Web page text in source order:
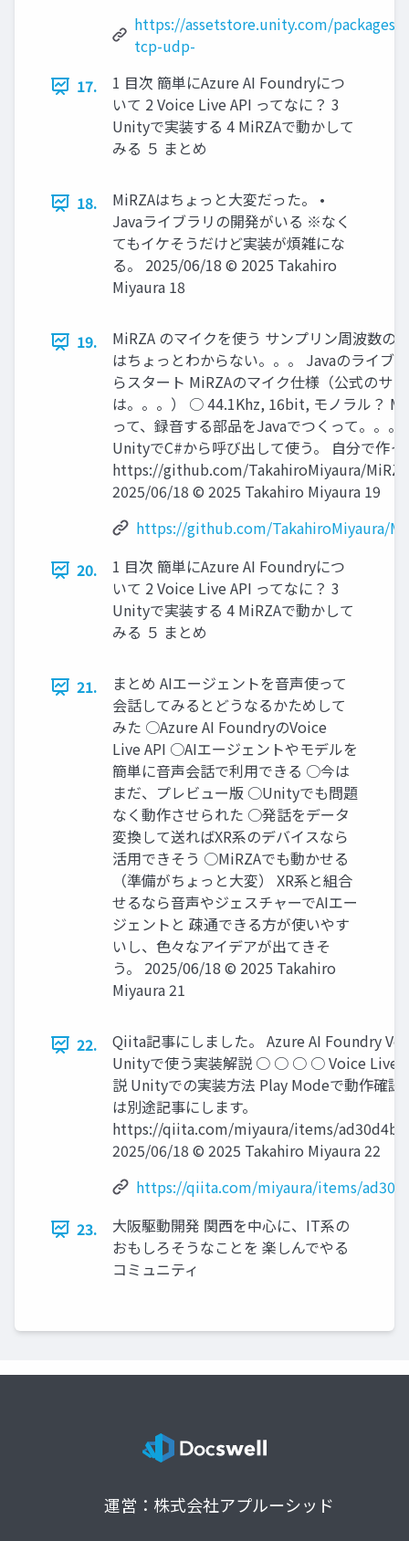
https://assetstore.unity.com/
tcp-udp-
17.
1 目次 簡単にAzure AI Foundryにつ
いて 2 Voice Live API ってなに？ 3
Unityで実装する 4 MiRZAで動かして
みる ５ まとめ
18.
MiRZAはちょっと大変だった。 •
Javaライブラリの開発がいる ※なく
てもイケそうだけど実装が煩雑にな
る。 2025/06/18 © 2025 Takahiro
Miyaura 18
19.
MiRZA のマイクを使う サンプリン周波数の
はちょっとわからない。。。 Javaのライブ
らスタート MiRZAのマイク仕様（公式のサ
は。。。） ○ 44.1Khz, 16bit, モノラル？
って、録音する部品をJavaでつくって。。。
UnityでC#から呼び出して使う。 自分で作
https://github.com/TakahiroMiyaura/
2025/06/18 © 2025 Takahiro Miyaura 19
https://github.com/TakahiroMiyaura/
20.
1 目次 簡単にAzure AI Foundryにつ
いて 2 Voice Live API ってなに？ 3
Unityで実装する 4 MiRZAで動かして
みる ５ まとめ
21.
まとめ AIエージェントを音声使って
会話してみるとどうなるかためして
みた ○Azure AI FoundryのVoice
Live API ○AIエージェントやモデルを
簡単に音声会話で利用できる ○今は
まだ、プレビュー版 ○Unityでも問題
なく動作させられた ○発話をデータ
変換して送ればXR系のデバイスなら
活用できそう ○MiRZAでも動かせる
（準備がちょっと大変） XR系と組合
せるなら音声やジェスチャーでAIエー
ジェントと 疎通できる方が使いやす
いし、色々なアイデアが出てきそ
う。 2025/06/18 © 2025 Takahiro
Miyaura 21
22.
Qiita記事にしました。 Azure AI Foundry
Unityで使う実装解説 ○ ○ ○ ○ Voice Live
説 Unityでの実装方法 Play Modeで動作確認
は別途記事にします。
https://qiita.com/miyaura/items/
2025/06/18 © 2025 Takahiro Miyaura 22
https://qiita.com/miyaura/items/
23.
大阪駆動開発 関西を中心に、IT系の
おもしろそうなことを 楽しんでやる
コミュニティ
運営：株式会社アプルーシッド